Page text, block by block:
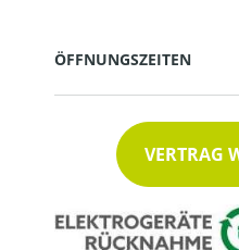
ÖFFNUNGSZEITEN
VERTRAG